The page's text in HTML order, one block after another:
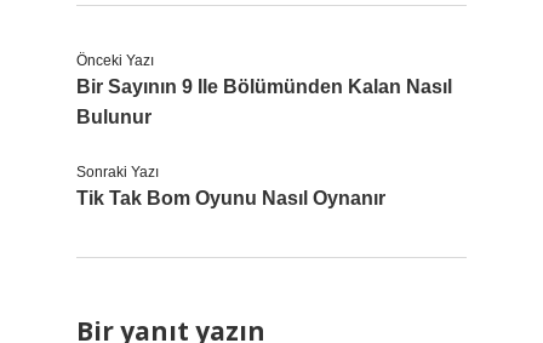
Önceki Yazı
Bir Sayının 9 Ile Bölümünden Kalan Nasıl
Bulunur
Sonraki Yazı
Tik Tak Bom Oyunu Nasıl Oynanır
Bir yanıt yazın